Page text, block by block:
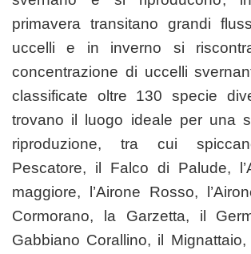
primavera transitano grandi
uccelli e in inverno si
concentrazione di uccelli
classificate oltre 130 specie
trovano il luogo ideale per una
riproduzione, tra cui
Pescatore, il Falco di Palude,
maggiore, l’Airone Rosso,
Cormorano, la Garzetta, il
Gabbiano Corallino, il